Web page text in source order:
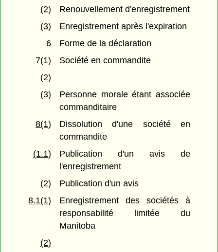
(2)
Renouvellement d'enregistrement
(3)
Enregistrement après l'expiration
6
Forme de la déclaration
7(1)
Société en commandite
(2)
(3)
Personne morale étant associée
commanditaire
8(1)
Dissolution d'une société en
commandite
(1.1)
Publication d'un avis de
l'enregistrement
(2)
Publication d'un avis
8.1(1)
Enregistrement des sociétés à
responsabilité limitée du
Manitoba
(2)